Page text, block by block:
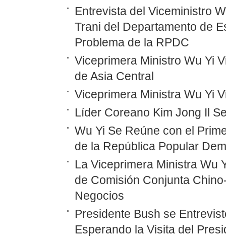
Entrevista del Viceministro
Trani del Departamento de
Problema de la RPDC
Viceprimera Ministro Wu Yi
de Asia Central
Viceprimera Ministra Wu Yi
Líder Coreano Kim Jong Il
Wu Yi Se Reúne con el
de la República Popular
La Viceprimera Ministra Wu
de Comisión Conjunta
Negocios
Presidente Bush se
Esperando la Visita del